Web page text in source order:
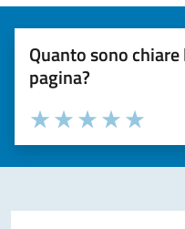
Quanto sono
pagina?
Valuta la chiarezza delle
Seleziona il numero di
Valuta 5
Valuta 4
Valuta 3 stelle
Valuta 2 stelle su 5
Valuta 1 stelle su 5